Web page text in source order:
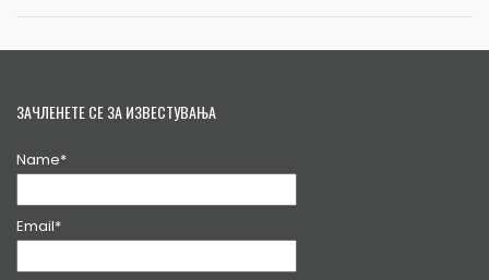
ЗАЧЛЕНЕТЕ СЕ ЗА ИЗВЕСТУВАЊА
Name*
Email*